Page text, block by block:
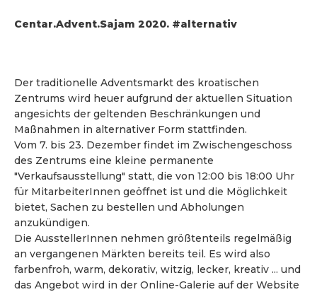
Centar.Advent.Sajam 2020. #alternativ
Der traditionelle Adventsmarkt des kroatischen
Zentrums wird heuer aufgrund der aktuellen Situation
angesichts der geltenden Beschränkungen und
Maßnahmen in alternativer Form stattfinden.
Vom 7. bis 23. Dezember findet im Zwischengeschoss
des Zentrums eine kleine permanente
"Verkaufsausstellung" statt, die von 12:00 bis 18:00 Uhr
für MitarbeiterInnen geöffnet ist und die Möglichkeit
bietet, Sachen zu bestellen und Abholungen
anzukündigen.
Die AusstellerInnen nehmen größtenteils regelmäßig
an vergangenen Märkten bereits teil. Es wird also
farbenfroh, warm, dekorativ, witzig, lecker, kreativ ... und
das Angebot wird in der Online-Galerie auf der Website